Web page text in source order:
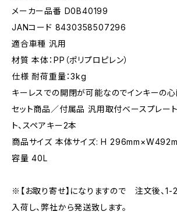
メーカー品番 D0B40199
JANコード 8430358507296
適合車種 汎用
材質 本体：PP（ポリプロピレン）
仕様 耐荷重量：3kg
キーレスでの開閉が可能なのでインキーの
セット商品／付属品 汎用取付ベースプレー
ト、スペアキー2本
商品サイズ 本体サイズ: H
容量 40L
※【お取り寄せ】になりますので 注文後、1-
入荷し、弊社から発送致します。